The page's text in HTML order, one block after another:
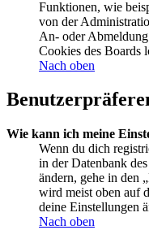
Funktionen, wie
von der
An- oder
Cookies des Boards
Nach oben
Wie kann ich meine
Wenn du dich
in der Datenbank
ändern, gehe in den
wird meist oben auf
deine Einstellungen
Nach oben